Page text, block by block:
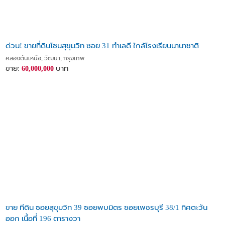
ด่วน! ขายที่ดินโซนสุขุมวิท ซอย 31 ทำเลดี ใกล้โรงเรียนนานาชาติ
คลองตันเหนือ, วัฒนา, กรุงเทพ
ขาย: 60,000,000 บาท
ขาย ทีดิน ซอยสุขุมวิท 39 ซอยพบมิตร ซอยเพชรบุรี 38/1 ทิศตะวัน
ออก เนื้อที่ 196 ตารางวา